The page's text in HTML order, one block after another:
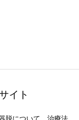
イト
脱について、治療法